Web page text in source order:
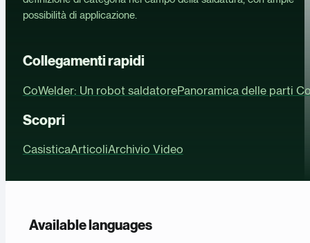
possibilità di applicazione.
Collegamenti rapidi
CoWelder: Un robot saldatorePanoramica delle parti
Scopri
CasisticaArticoliArchivio Video
Available languages